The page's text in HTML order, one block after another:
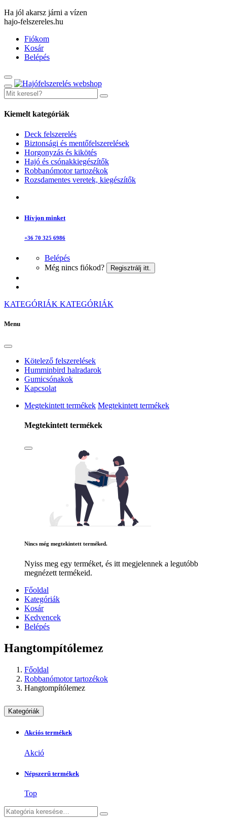
Ha jól akarsz járni a vízen
hajo-felszereles.hu
Fiókom
Kosár
Belépés
Kiemelt kategóriák
Deck felszerelés
Biztonsági és mentőfelszerelések
Horgonyzás és kikötés
Hajó és csónakkiegészítők
Robbanómotor tartozékok
Rozsdamentes veretek, kiegészítők
Hívjon minket
+36 70 325 6986
Belépés
Még nincs fiókod?
Regisztrálj itt.
KATEGÓRIÁK KATEGÓRIÁK
Menu
Kötelező felszerelések
Humminbird halradarok
Gumicsónakok
Kapcsolat
Megtekintett termékek Megtekintett termékek
Megtekintett termékek
Nincs még megtekintett terméked.
Nyiss meg egy terméket, és itt megjelennek a legutóbb
megnézett termékeid.
Főoldal
Kategóriák
Kosár
Kedvencek
Belépés
Hangtompítólemez
Főoldal
Robbanómotor tartozékok
Hangtompítólemez
Kategóriák
Akciós termékek
Akció
Népszerű termékek
Top